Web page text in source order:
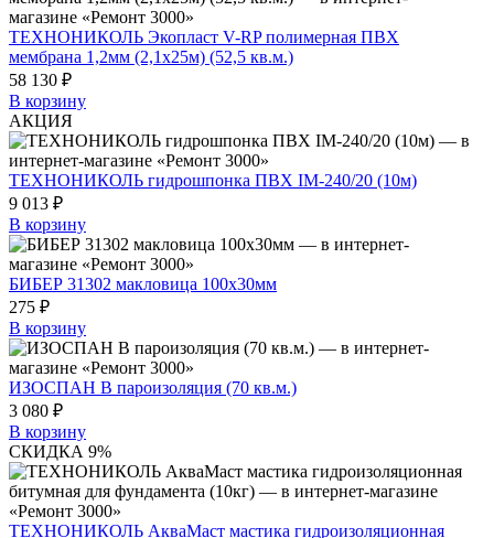
ТЕХНОНИКОЛЬ Экопласт V-RP полимерная ПВХ
мембрана 1,2мм (2,1х25м) (52,5 кв.м.)
58 130 ₽
В корзину
АКЦИЯ
ТЕХНОНИКОЛЬ гидрошпонка ПВХ IM-240/20 (10м)
9 013 ₽
В корзину
БИБЕР 31302 макловица 100х30мм
275 ₽
В корзину
ИЗОСПАН В пароизоляция (70 кв.м.)
3 080 ₽
В корзину
СКИДКА 9%
ТЕХНОНИКОЛЬ АкваМаст мастика гидроизоляционная